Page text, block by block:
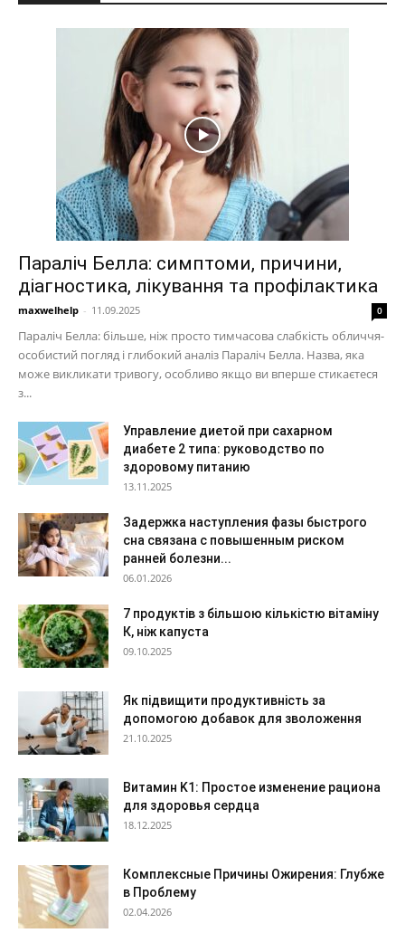
Параліч Белла: симптоми, причини,
діагностика, лікування та профілактика
maxwelhelp - 11.09.2025 0
Параліч Белла: більше, ніж просто тимчасова слабкість обличчя-
особистий погляд і глибокий аналіз Параліч Белла. Назва, яка
може викликати тривогу, особливо якщо ви вперше стикаєтеся
з...
Управление диетой при сахарном
диабете 2 типа: руководство по
здоровому питанию
13.11.2025
Задержка наступления фазы быстрого
сна связана с повышенным риском
ранней болезни...
06.01.2026
7 продуктів з більшою кількістю вітаміну
К, ніж капуста
09.10.2025
Як підвищити продуктивність за
допомогою добавок для зволоження
21.10.2025
Витамин K1: Простое изменение рациона
для здоровья сердца
18.12.2025
Комплексные Причины Ожирения: Глубже
в Проблему
02.04.2026